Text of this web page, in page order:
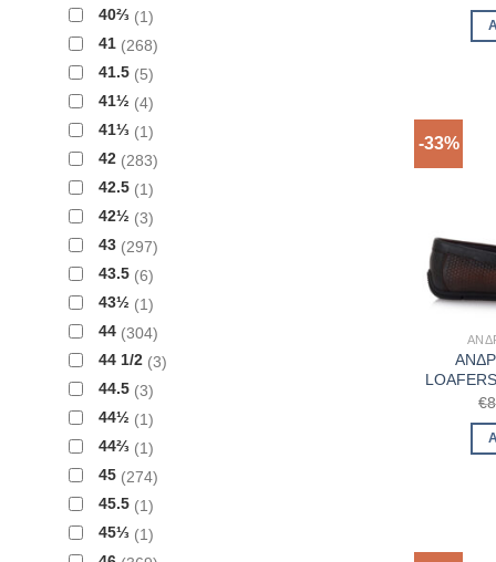
40⅔
1
41
268
41.5
5
41½
4
41⅓
1
42
283
42.5
1
42½
3
43
297
43.5 6
43½
1
44 304
44 1/2 3
44.5 3
44½
1
44⅔
1
45
274
45.5
1
45⅓
1
-33%
€